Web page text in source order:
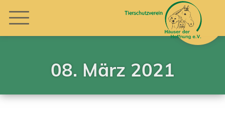
08. März 2021